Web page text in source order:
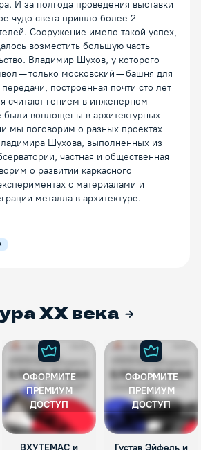
И за полгода проведения выставки
чудо света пришло более 2
Сооружение имело такой успех,
возместить большую часть
Владимир Шухов, у которого
— только московский — башня для
построенная почти сто лет
считают гением в инженерном
были воплощены в архитектурных
мы поговорим о разных проектах
Шухова, выполненных из
частная и общественная
о развитии каркасного
с материалами и
металла в архитектуре.
XX века
ОФОРМИТЕ
ПРЕМИУМ
ДОСТУП
ВХУТЕМАС и
ОФОРМИТЕ
ПРЕМИУМ
ДОСТУП
Густав Эйфель и